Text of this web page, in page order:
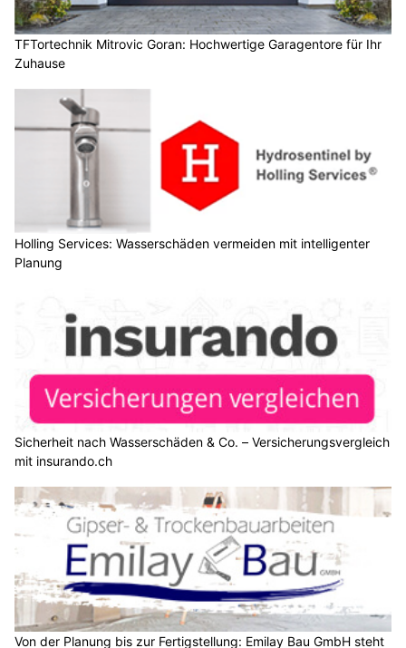
TFTortechnik Mitrovic Goran: Hochwertige Garagentore für Ihr
Zuhause
Holling Services: Wasserschäden vermeiden mit intelligenter
Planung
Sicherheit nach Wasserschäden & Co. – Versicherungsvergleich
mit insurando.ch
Von der Planung bis zur Fertigstellung: Emilay Bau GmbH steht